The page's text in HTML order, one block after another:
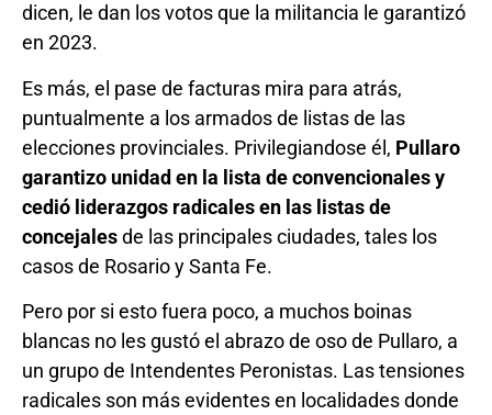
dicen, le dan los votos que la militancia le garantizó
en 2023.
Es más, el pase de facturas mira para atrás,
puntualmente a los armados de listas de las
elecciones provinciales. Privilegiandose él, Pullaro
garantizo unidad en la lista de convencionales y
cedió liderazgos radicales en las listas de
concejalesde las principales ciudades, tales los
casos de Rosario y Santa Fe.
Pero por si esto fuera poco, a muchos boinas
blancas no les gustó el abrazo de oso de Pullaro, a
un grupo de Intendentes Peronistas. Las tensiones
radicales son más evidentes en localidades donde